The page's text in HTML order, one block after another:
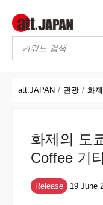
Translations title cont
att.JAPAN 관광 화
화제의 도
Coffee 기
Release 19 June